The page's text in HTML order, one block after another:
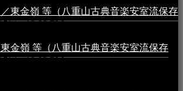
東金嶺 等（八重山古典音楽安室流保存
5日 - 10:08 PM
金嶺 等（八重山古典音楽安室流保存
5日 - 10:03 PM